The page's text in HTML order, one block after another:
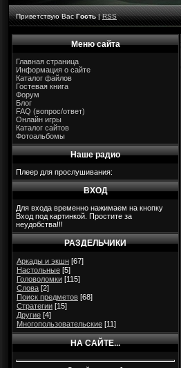
Приветствую Вас Гость|RSS
Меню сайта
Главная страница
Информация о сайте
Каталог файлов
Гостевая книга
Форум
Блог
FAQ (вопрос/ответ)
Онлайн игры
Каталог сайтов
Фотоальбомы
Наше радио
Плеер для прослушивания:
ВХОД
Для входа временно нажимаем на кнопку
Вход под картинкой. Простите за
неудобства!!!
РАЗДЕЛЬЧИКИ
Аркады и экшн [67]
Настольные [5]
Головоломки [115]
Слова [2]
Поиск предметов [68]
Стратегии [15]
Другие [4]
Многопользовательские [11]
НА САЙТЕ...